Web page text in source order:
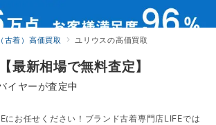
古着）高価買取 ユリウスの高価買取
最新相場で無料査定】
イヤーが査定中
にお任せください！ブランド古着専門店LIFEでは